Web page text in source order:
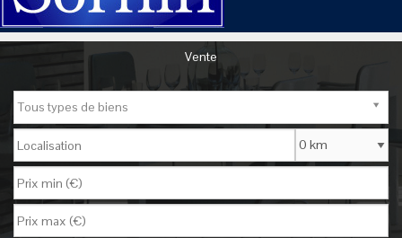
Vente
Tous types de biens